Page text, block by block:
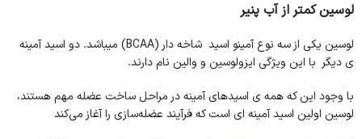
لوسین کمتر از آب پنیر
لوسین یکی از سه نوع آمینو اسید شاخه دار (BCAA) میباشد. دو اسید آمینه
ی دیگر با این ویژگی ایزولوسین و والین نام دارند.
با وجود این که همه ی اسیدهای آمینه در مراحل ساخت عضله مهم هستند،
لوسین اولین اسید آمینه ای است که فرآیند عضله‌سازی را آغاز می‌کند